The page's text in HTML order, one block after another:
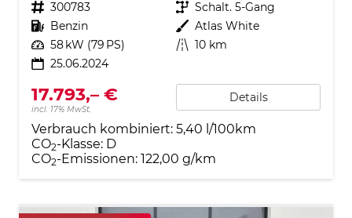
Fahrzeugnr. 300783 Getriebe Schalt. 5-Gang
Kraftstoff Benzin Außenfarbe Atlas White
Leistung 58 kW (79 PS) Kilometerstand 10 km
25.06.2024
17.793,– €
incl. 17% MwSt.
Details
Verbrauch kombiniert: 5,40 l/100km
CO2-Klasse: D
CO2-Emissionen: 122,00 g/km